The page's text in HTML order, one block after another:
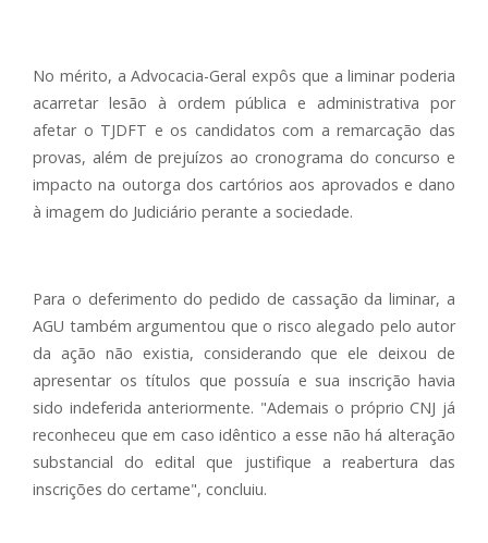
No mérito, a Advocacia-Geral expôs que a liminar poderia
acarretar lesão à ordem pública e administrativa por
afetar o TJDFT e os candidatos com a remarcação das
provas, além de prejuízos ao cronograma do concurso e
impacto na outorga dos cartórios aos aprovados e dano
à imagem do Judiciário perante a sociedade.
Para o deferimento do pedido de cassação da liminar, a
AGU também argumentou que o risco alegado pelo autor
da ação não existia, considerando que ele deixou de
apresentar os títulos que possuía e sua inscrição havia
sido indeferida anteriormente. "Ademais o próprio CNJ já
reconheceu que em caso idêntico a esse não há alteração
substancial do edital que justifique a reabertura das
inscrições do certame", concluiu.